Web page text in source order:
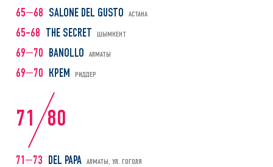
65—68 SALONE DEL GUSTO АСТАНА
65–68 THE SECRET ШЫМКЕНТ
69—70 BANOLLO АЛМАТЫ
69—70 КРЕМ РИДДЕР
71 80
71—73 DEL PAPA АЛМАТЫ, УЛ. ГОГОЛЯ